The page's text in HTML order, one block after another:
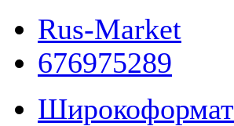
Rus-Market
676975289